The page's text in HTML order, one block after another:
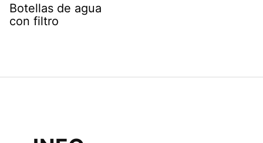
Botellas de agua
con filtro